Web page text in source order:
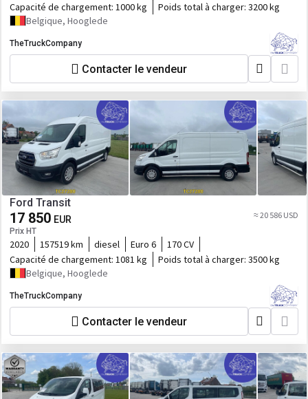
Capacité de chargement: 1000 kg Poids total à charger: 3200 kg
Belgique, Hooglede
TheTruckCompany
Contacter le vendeur
Ford Transit
17 850 EUR
Prix HT
≈ 20 586 USD
2020 157519 km diesel Euro 6
170 CV
Capacité de chargement: 1081 kg Poids total à charger: 3500 kg
Belgique, Hooglede
TheTruckCompany
Contacter le vendeur